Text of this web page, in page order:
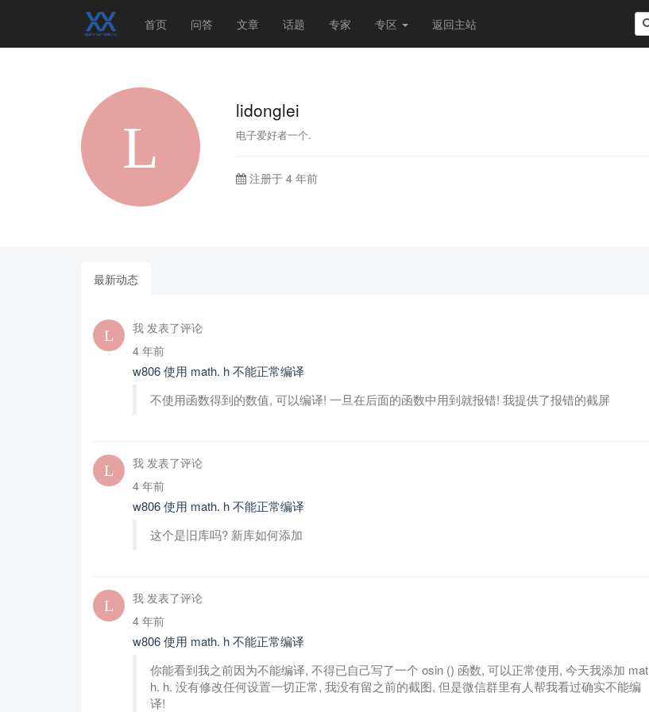
首页 问答 文章 话题 专家 专区 返回主站
lidonglei
电子爱好者一个.
注册于 4 年前
最新动态
我 发表了评论
4 年前
w806 使用 math. h 不能正常编译
不使用函数得到的数值, 可以编译! 一旦在后面的函数中用到就报错! 我提供了报错的截屏
我 发表了评论
4 年前
w806 使用 math. h 不能正常编译
这个是旧库吗? 新库如何添加
我 发表了评论
4 年前
w806 使用 math. h 不能正常编译
你能看到我之前因为不能编译, 不得已自己写了一个 osin () 函数, 可以正常使用, 今天我添加 mat
h. h. 没有修改任何设置一切正常, 我没有留之前的截图, 但是微信群里有人帮我看过确实不能编
译!